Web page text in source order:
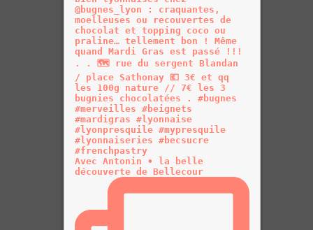
Avec Antonin • la belle
découverte de Bellecour